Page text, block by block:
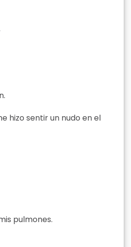
hizo sentir un nudo en el
pulmones.